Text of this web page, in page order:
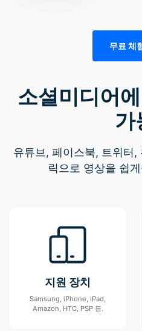
무료 체
소셜미디어
가
유튜브, 페이스북, 트위터
릭으로 영상을 쉽
지원 장치
Samsung, iPhone, iPad,
Amazon, HTC, PSP 등.